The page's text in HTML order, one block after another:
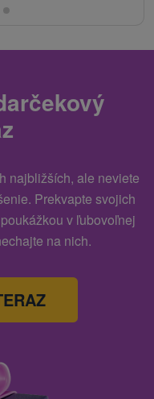
najbližších, ale neviete
Prekvapte svojich
v ľubovoľnej
na nich.